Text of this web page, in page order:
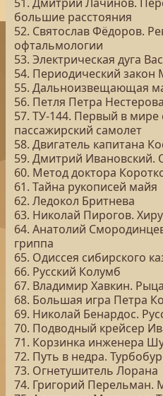
большие расстояния
52. Святослав Фёдоров.
офтальмологии
53. Электрическая дуга
54. Периодический закон
55. Дальноизвещающая
56. Петля Петра Нестерова
57. ТУ-144. Первый в мире
пассажирский самолет
58. Двигатель капитана
59. Дмитрий Ивановский.
60. Метод доктора
61. Тайна рукописей майя
62. Ледокол Бритнева
63. Николай Пирогов.
64. Анатолий
гриппа
65. Одиссея сибирского
66. Русский Колумб
67. Владимир Хавкин.
68. Большая игра Петра
69. Николай Бенардос.
70. Подводный крейсер
71. Корзинка инженера
72. Путь в недра.
73. Огнетушитель Лорана
74. Григорий Перельман.